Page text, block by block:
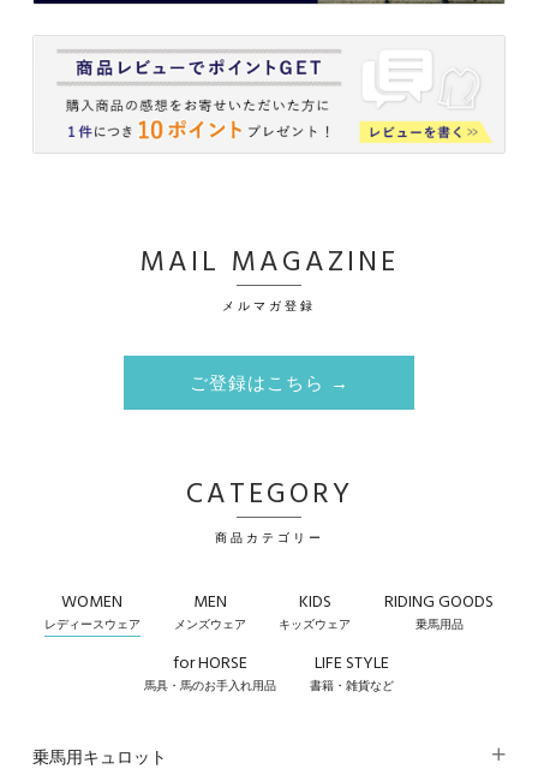
MAIL MAGAZINE
メルマガ登録
ご登録はこちら →
CATEGORY
商品カテゴリー
WOMEN
レディースウェア
MEN
メンズウェア
KIDS
キッズウェア
RIDING GOODS
乗馬用品
for HORSE
馬具・馬のお手入れ用品
LIFE STYLE
書籍・雑貨など
乗馬用キュロット